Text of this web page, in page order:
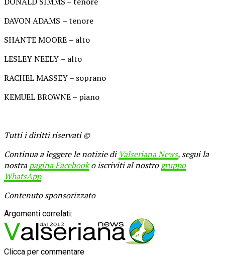
DAVON ADAMS – tenore
SHANTE MOORE – alto
LESLEY NEELY – alto
RACHEL MASSEY – soprano
KEMUEL BROWNE – piano
Tutti i diritti riservati ©
Continua a leggere le notizie di Valseriana News, segui la
nostrapagina Facebooko iscriviti al nostrogruppo
WhatsApp
Contenuto sponsorizzato
Argomenti correlati:
Clicca per commentare